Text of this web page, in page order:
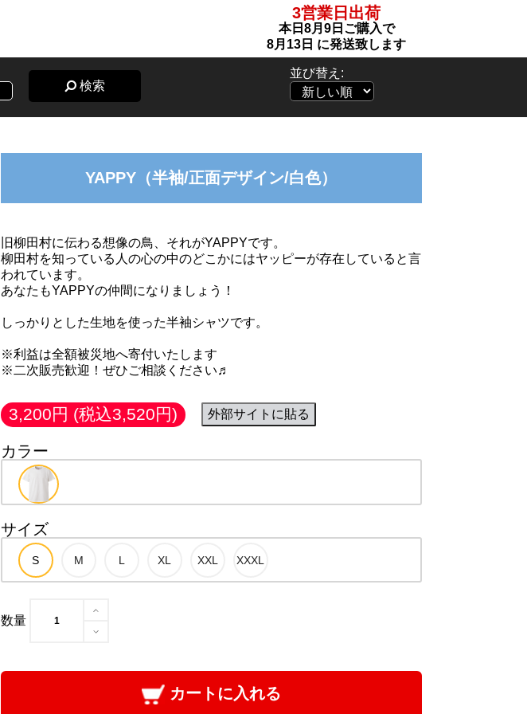
3営業日出荷
本日 8月9日 ご購入で
8月13日 に発送致します
検索
並び替え:
YAPPY（半袖/正面デザイン/白色）
旧柳田村に伝わる想像の鳥、それがYAPPYです。
柳田村を知っている人の心の中のどこかにはヤッピーが存在していると言
われています。
あなたもYAPPYの仲間になりましょう！
しっかりとした生地を使った半袖シャツです。
※利益は全額被災地へ寄付いたします
※二次販売歓迎！ぜひご相談ください♬
3,200円 (税込3,520円) 外部サイトに貼る
カラー
サイズ
数量
カートに入れる